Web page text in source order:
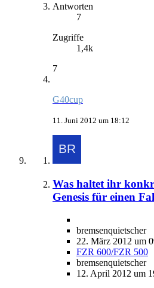
Antworten
7
Zugriffe
1,4k
7
G40cup
11. Juni 2012 um 18:12
Was haltet ihr
Genesis für einen
bremsenquietscher
22. März 2012 um
FZR 600/FZR 500
bremsenquietscher
12. April 2012 um